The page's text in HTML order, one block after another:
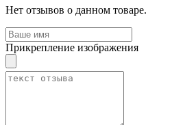
Нет отзывов о данном товаре.
Прикрепление изображения